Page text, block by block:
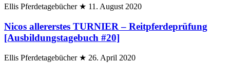
Ellis Pferdetagebücher ★ 11. August 2020
Nicos allererstes TURNIER – Reitpferdeprüfung
[Ausbildungstagebuch #20]
Ellis Pferdetagebücher ★ 26. April 2020